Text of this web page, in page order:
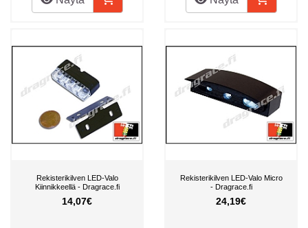
Rekisterikilven LED-Valo
Kiinnikkeellä - Dragrace.fi
14,07€
Rekisterikilven LED-Valo Micro
- Dragrace.fi
24,19€